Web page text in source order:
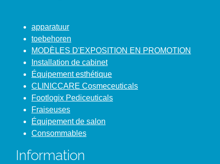
apparatuur
toebehoren
MODÈLES D'EXPOSITION EN PROMOTION
Installation de cabinet
Équipement esthétique
CLINICCARE Cosmeceuticals
Footlogix Pediceuticals
Fraiseuses
Équipement de salon
Consommables
Information